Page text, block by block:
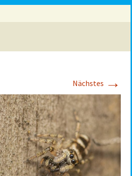
Nächstes →